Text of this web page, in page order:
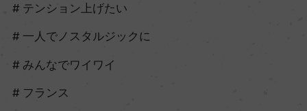
テンション上げたい
一人でノスタルジックに
みんなでワイワイ
フランス